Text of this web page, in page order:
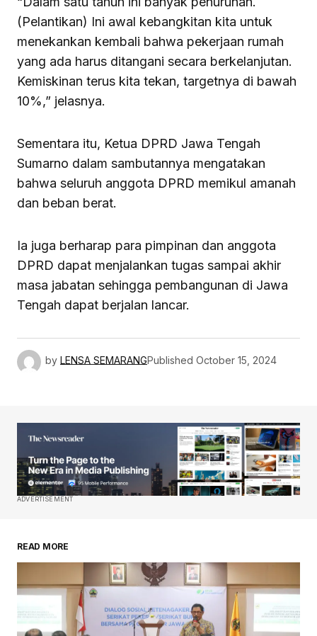
(Pelantikan) Ini awal kebangkitan kita untuk
menekankan kembali bahwa pekerjaan rumah
yang ada harus ditangani secara berkelanjutan.
Kemiskinan terus kita tekan, targetnya di bawah
10%,” jelasnya.
Sementara itu, Ketua DPRD Jawa Tengah
Sumarno dalam sambutannya mengatakan
bahwa seluruh anggota DPRD memikul amanah
dan beban berat.
Ia juga berharap para pimpinan dan anggota
DPRD dapat menjalankan tugas sampai akhir
masa jabatan sehingga pembangunan di Jawa
Tengah dapat berjalan lancar.
by LENSA SEMARANGPublished October 15, 2024
ADVERTISEMENT
READ MORE